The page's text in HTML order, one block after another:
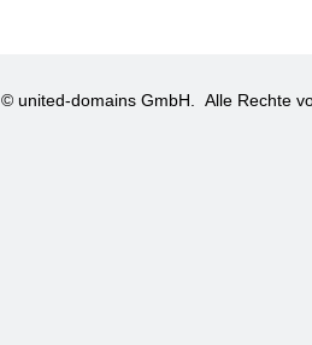
© united-domains GmbH. Alle Rechte